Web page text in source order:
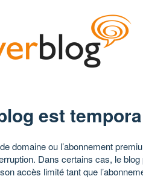
est
domaine ou l’abonnement
Dans certains cas, le
accès limité tant que